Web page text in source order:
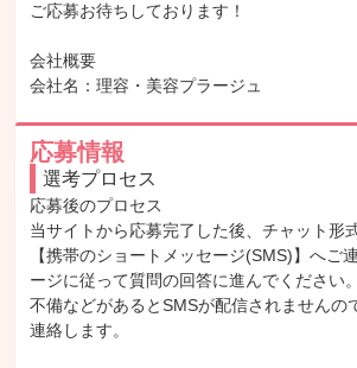
ご応募お待ちしております！
会社概要
会社名：理容・美容プラージュ
応募情報
選考プロセス
応募後のプロセス
当サイトから応募完了した後、チャット形
【携帯のショートメッセージ(SMS)】へご
ージに従って質問の回答に進んでください
不備などがあるとSMSが配信されませんの
連絡します。